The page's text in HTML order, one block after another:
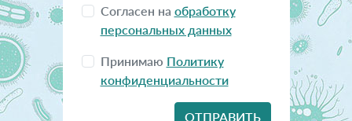
Согласен на обработку
персональных данных
Принимаю Политику
конфиденциальности